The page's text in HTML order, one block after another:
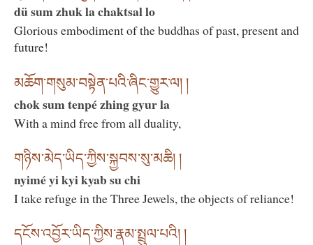
dü sum zhuk la chaktsal lo
Glorious embodiment of the buddhas of past, present and
future!
མཆོག་གསུམ་བསྟེན་པའི་ཞིང་གྱུར་ལ། །
chok sum tenpé zhing gyur la
With a mind free from all duality,
གཉིས་མེད་ཡིད་ཀྱིས་སྐྱབས་སུ་མཆི། །
nyimé yi kyi kyab su chi
I take refuge in the Three Jewels, the objects of reliance!
དངོས་འབྱོར་ཡིད་ཀྱིས་རྣམ་སྤྲུལ་པའི། །